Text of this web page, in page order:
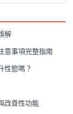
的改善效果。
解
意事項完整指南
性慾嗎？
改善性功能